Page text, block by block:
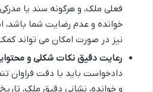
فعلی ملک، و هرگونه سند یا
خوانده و عدم رضایت شما باشد،
نیز در صورت امکان می تواند
رعایت دقیق نکات شکلی و
دادخواست باید با دقت
و خوانده، نشانی دقیق ملک،